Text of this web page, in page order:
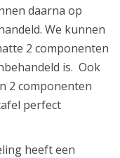
daarna op
We kunnen
2 componenten
is. Ook
2 componenten
perfect
heeft een